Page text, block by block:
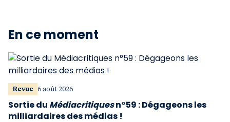
En ce moment
Revue 6 août 2026
Sortie du Médiacritiquesn°59 : Dégageons les
milliardaires des médias !